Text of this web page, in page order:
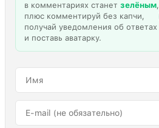
в комментариях станет зелёным,
плюс комментируй без капчи,
получай уведомления об ответах
и поставь аватарку.